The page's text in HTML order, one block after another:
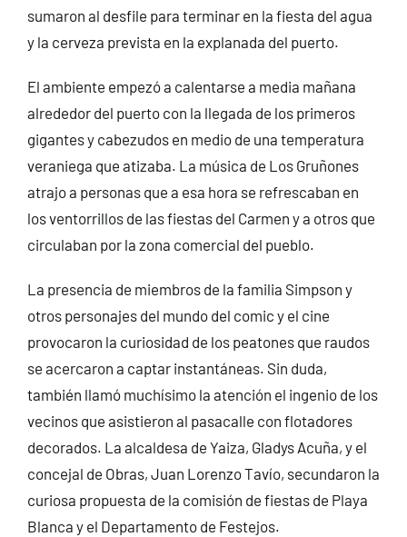
sumaron al desfile para terminar en la fiesta del agua
y la cerveza prevista en la explanada del puerto.
El ambiente empezó a calentarse a media mañana
alrededor del puerto con la llegada de los primeros
gigantes y cabezudos en medio de una temperatura
veraniega que atizaba. La música de Los Gruñones
atrajo a personas que a esa hora se refrescaban en
los ventorrillos de las fiestas del Carmen y a otros que
circulaban por la zona comercial del pueblo.
La presencia de miembros de la familia Simpson y
otros personajes del mundo del comic y el cine
provocaron la curiosidad de los peatones que raudos
se acercaron a captar instantáneas. Sin duda,
también llamó muchísimo la atención el ingenio de los
vecinos que asistieron al pasacalle con flotadores
decorados. La alcaldesa de Yaiza, Gladys Acuña, y el
concejal de Obras, Juan Lorenzo Tavío, secundaron la
curiosa propuesta de la comisión de fiestas de Playa
Blanca y el Departamento de Festejos.